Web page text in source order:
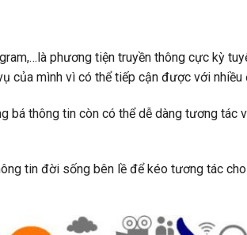
phương tiện truyền thông cực kỳ
của mình vì có thể tiếp cận được với nhiều
bá thông tin còn có thể dễ dàng tương tác
tin đời sống bên lề để kéo tương tác